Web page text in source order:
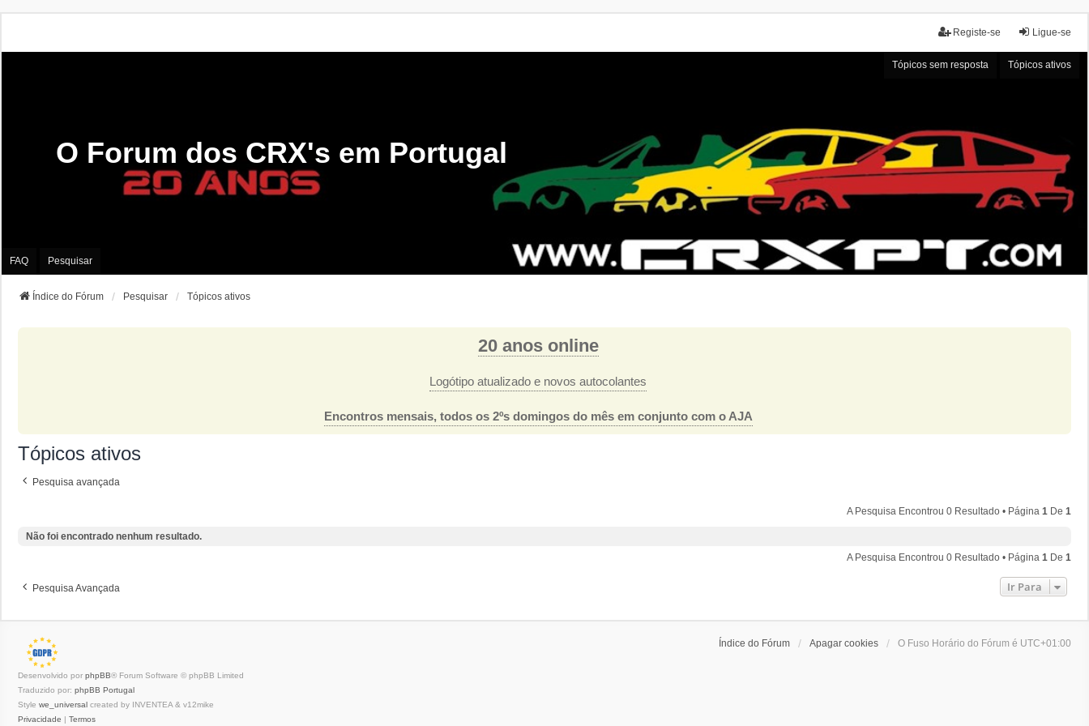
Ligue-se
Registe-se
Tópicos sem resposta Tópicos ativos
O Forum dos CRX's em Portugal
FAQ Pesquisar
Índice do Fórum Pesquisar Tópicos ativos
20 anos online
Logótipo atualizado e novos autocolantes
Encontros mensais, todos os 2ºs domingos do mês em conjunto com o AJA
Tópicos ativos
Pesquisa avançada
A Pesquisa Encontrou 0 Resultado • Página 1 De 1
Não foi encontrado nenhum resultado.
A Pesquisa Encontrou 0 Resultado • Página 1 De 1
Pesquisa Avançada Ir Para
Índice do Fórum Apagar cookies O Fuso Horário do Fórum é UTC+01:00
Desenvolvido por phpBB® Forum Software © phpBB Limited
Traduzido por: phpBB Portugal
Style we_universal created by INVENTEA & v12mike
Privacidade | Termos